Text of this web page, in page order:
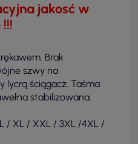
jakosć w
Brak
szwy na
lycrą ściągacz. Taśma
stabilizowana.
/ XL / XXL / 3XL /4XL /